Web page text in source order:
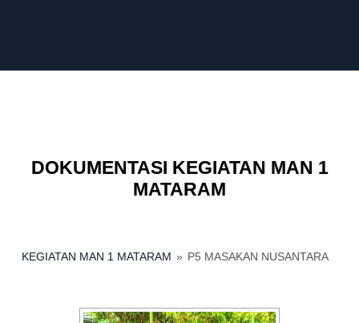
DOKUMENTASI KEGIATAN MAN 1
MATARAM
KEGIATAN MAN 1 MATARAM » P5 MASAKAN NUSANTARA